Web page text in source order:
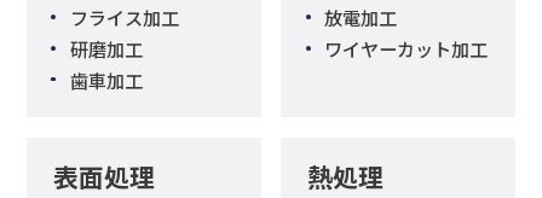
フライス加工
研磨加工
歯車加工
放電加工
ワイヤーカット加工
表面処理 熱処理